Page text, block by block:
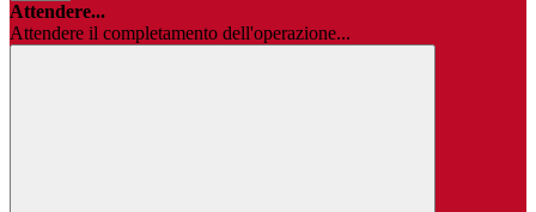
Attendere...
Attendere il completamento dell'operazione...